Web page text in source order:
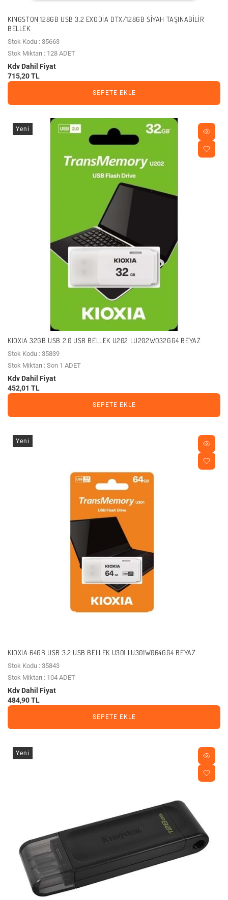
KINGSTON 128GB USB 3.2 EXODIA DTX/128GB SIYAH TAŞINABILIR
BELLEK
Stok Kodu : 35663
Stok Miktarı : 128 ADET
Kdv Dahil Fiyat
715,20 TL
SEPETE EKLE
Yeni
KIOXIA 32GB USB 2.0 USB BELLEK U202 LU202W032GG4 BEYAZ
Stok Kodu : 35839
Stok Miktarı : Son 1 ADET
Kdv Dahil Fiyat
452,01 TL
SEPETE EKLE
Yeni
KIOXIA 64GB USB 3.2 USB BELLEK U301 LU301W064GG4 BEYAZ
Stok Kodu : 35843
Stok Miktarı : 104 ADET
Kdv Dahil Fiyat
484,90 TL
SEPETE EKLE
Yeni